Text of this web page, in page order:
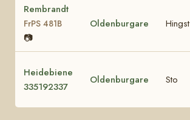
Rembrandt
FrPS 481B
📷
Oldenburgare Hingst
Heidebiene
335192337
Oldenburgare Sto